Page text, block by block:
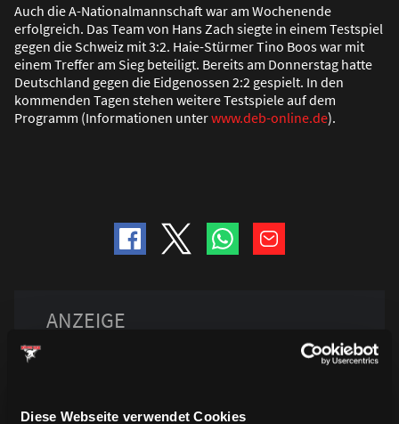
Diese Webseite verwendet Cookies
Auch die A-Nationalmannschaft war am Wochenende
erfolgreich. Das Team von Hans Zach siegte in einem Testspiel
gegen die Schweiz mit 3:2. Haie-Stürmer Tino Boos war mit
einem Treffer am Sieg beteiligt. Bereits am Donnerstag hatte
Deutschland gegen die Eidgenossen 2:2 gespielt. In den
kommenden Tagen stehen weitere Testspiele auf dem
Programm (Informationen unterwww.deb-online.de).